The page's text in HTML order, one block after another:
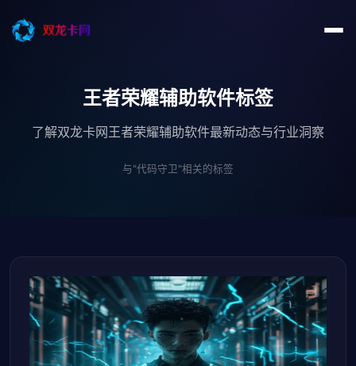
王者荣耀辅助软件标签
了解双龙卡网王者荣耀辅助软件最新动态与行业洞察
与"代码守卫"相关的标签